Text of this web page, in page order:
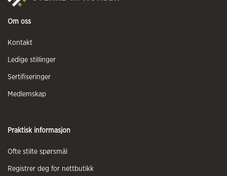
Om oss
Kontakt
Ledige stillinger
Sertifiseringer
Medlemskap
Praktisk informasjon
Ofte stilte spørsmål
Registrer deg for nettbutikk